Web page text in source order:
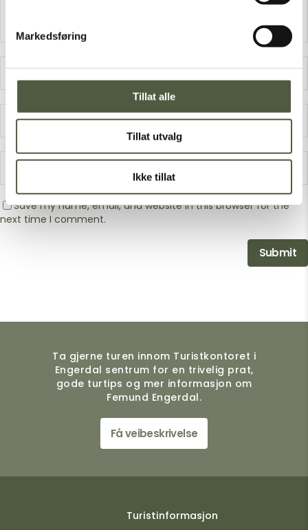
Markedsføring
Tillat alle
Tillat utvalg
Ikke tillat
Save my name, email, and website in this browser for the
next time I comment.
Ta gjerne turen innom Turistkontoret i
Engerdal sentrum for en trivelig prat,
gode turtips og mer informasjon om
Femund Engerdal.
Få veibeskrivelse
Turistinformasjon